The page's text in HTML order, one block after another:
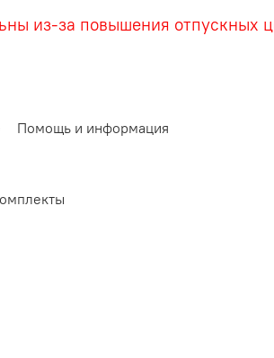
из-за повышения отпускных
Помощь и информация